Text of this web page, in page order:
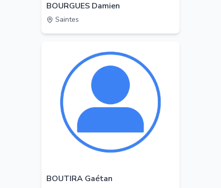
BOURGUES Damien
Saintes
BOUTIRA Gaétan